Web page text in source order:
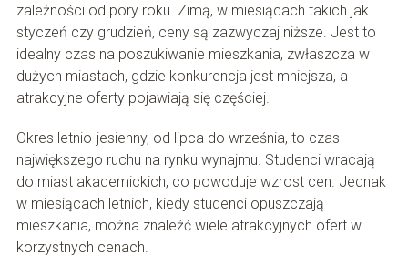
zależności od pory roku. Zimą, w miesiącach takich jak
styczeń czy grudzień, ceny są zazwyczaj niższe. Jest to
idealny czas na poszukiwanie mieszkania, zwłaszcza w
dużych miastach, gdzie konkurencja jest mniejsza, a
atrakcyjne oferty pojawiają się częściej.
Okres letnio-jesienny, od lipca do września, to czas
największego ruchu na rynku wynajmu. Studenci wracają
do miast akademickich, co powoduje wzrost cen. Jednak
w miesiącach letnich, kiedy studenci opuszczają
mieszkania, można znaleźć wiele atrakcyjnych ofert w
korzystnych cenach.